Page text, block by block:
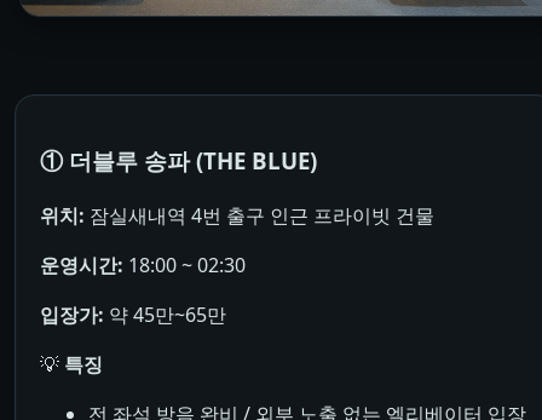
① 더블루 송파 (THE BLUE)
위치: 잠실새내역 4번 출구 인근 프라이빗 건물
운영시간: 18:00 ~ 02:30
입장가: 약 45만~65만
💡 특징
전 좌석 방음 완비 / 외부 노출 없는 엘리베이터 입장